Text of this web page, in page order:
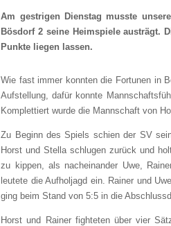
Am gestrigen Dienstag musste
Bösdorf 2 seine Heimspiele austrägt.
Punkte liegen lassen.
Wie fast immer konnten die Fortunen in
Aufstellung, dafür konnte
Komplettiert wurde die Mannschaft von
Zu Beginn des Spiels schien der SV
Horst und Stella schlugen zurück und
zu kippen, als nacheinander Uwe,
leutete die Aufholjagd ein. Rainer und
ging beim Stand von 5:5 in die
Horst und Rainer fighteten über vier